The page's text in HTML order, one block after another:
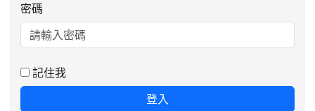
密碼
記住我
登入
2026-08-06
公告115年桃園市運動會國小游泳比賽
楊梅區代表選手服裝領取通知
師甄選簡章
115學年度一、三、五年級常